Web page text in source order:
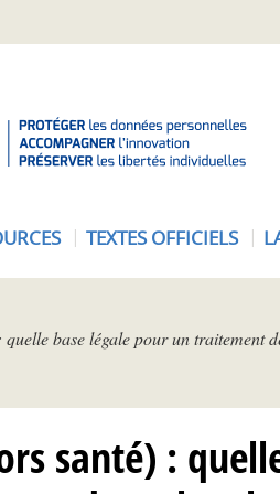
N
TEXTES OFFICIELS
base légale pour un traitement
santé) :